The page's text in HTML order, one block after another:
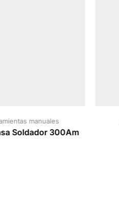
manuales
Soldador 300Am